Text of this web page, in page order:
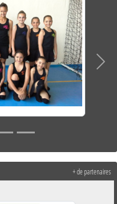
+ de partenaires